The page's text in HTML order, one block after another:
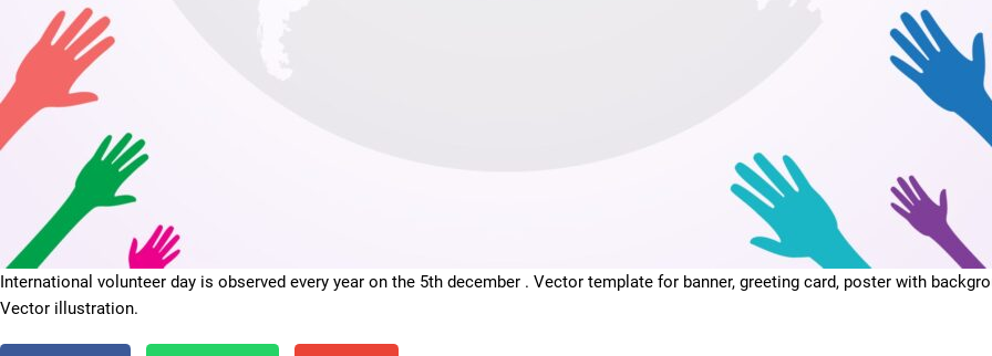
International volunteer day is observed every year on the 5th december . Vector template for banner, greeting card, poster with
Vector illustration.